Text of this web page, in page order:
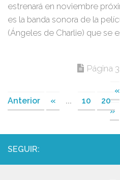
estrenará en noviembre
es la banda sonora de la
(Ángeles de Charlie) que se
Página
«
Anterior
« ... 10 20
»
SEGUIR: